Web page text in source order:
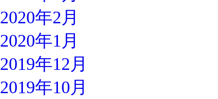
2020年2月
2020年1月
2019年12月
2019年10月